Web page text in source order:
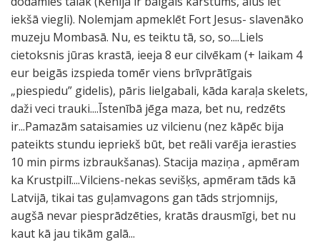
iekšā viegli). Nolemjam apmeklēt Fort Jesus- slavenāko
muzeju Mombasā. Nu, es teiktu tā, so, so....Liels
cietoksnis jūras krastā, ieeja 8 eur cilvēkam (+ laikam 4
eur beigās izspieda tomēr viens brīvprātīgais
„piespiedu” gidelis), pāris lielgabali, kāda karaļa skelets,
daži veci trauki....Īstenībā jēga maza, bet nu, redzēts
ir...Pamazām sataisamies uz vilcienu (nez kāpēc bija
pateikts stundu iepriekš būt, bet reāli varēja ierasties
10 min pirms izbraukšanas). Stacija maziņa , apmēram
ka Krustpilī....Vilciens-nekas sevišķs, apmēram tāds kā
Latvijā, tikai tas guļamvagons gan tāds strjomnijs,
augšā nevar piesprādzēties, kratās drausmīgi, bet nu
kaut kā jau tikām galā...